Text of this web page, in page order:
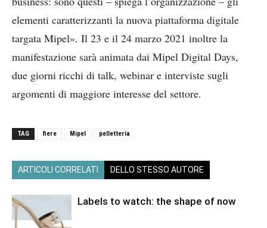
elementi caratterizzanti la nuova piattaforma digitale
targata Mipel». Il 23 e il 24 marzo 2021 inoltre la
manifestazione sarà animata dai Mipel Digital Days,
due giorni ricchi di talk, webinar e interviste sugli
argomenti di maggiore interesse del settore.
TAG fiere Mipel pelletteria
ARTICOLI CORRELATI DELLO STESSO AUTORE
Labels to watch: the shape of now